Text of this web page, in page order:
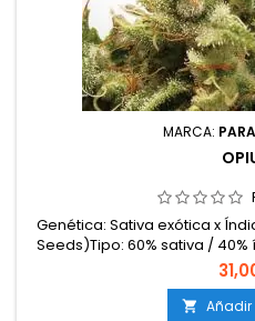
MARCA:
Genética: Sativa exótica x
Seeds)Tipo: 60% sativa /
22%Tiempo de floración: 8-9
en interior: 550-600 g/
g/plantaAltura: 100-130 cm
